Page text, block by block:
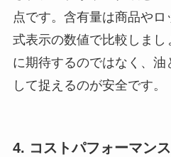
点です。含有量は商品や
式表示の数値で比較しまし
に期待するのではなく、油
して捉えるのが安全です。
4. コストパフォーマンス